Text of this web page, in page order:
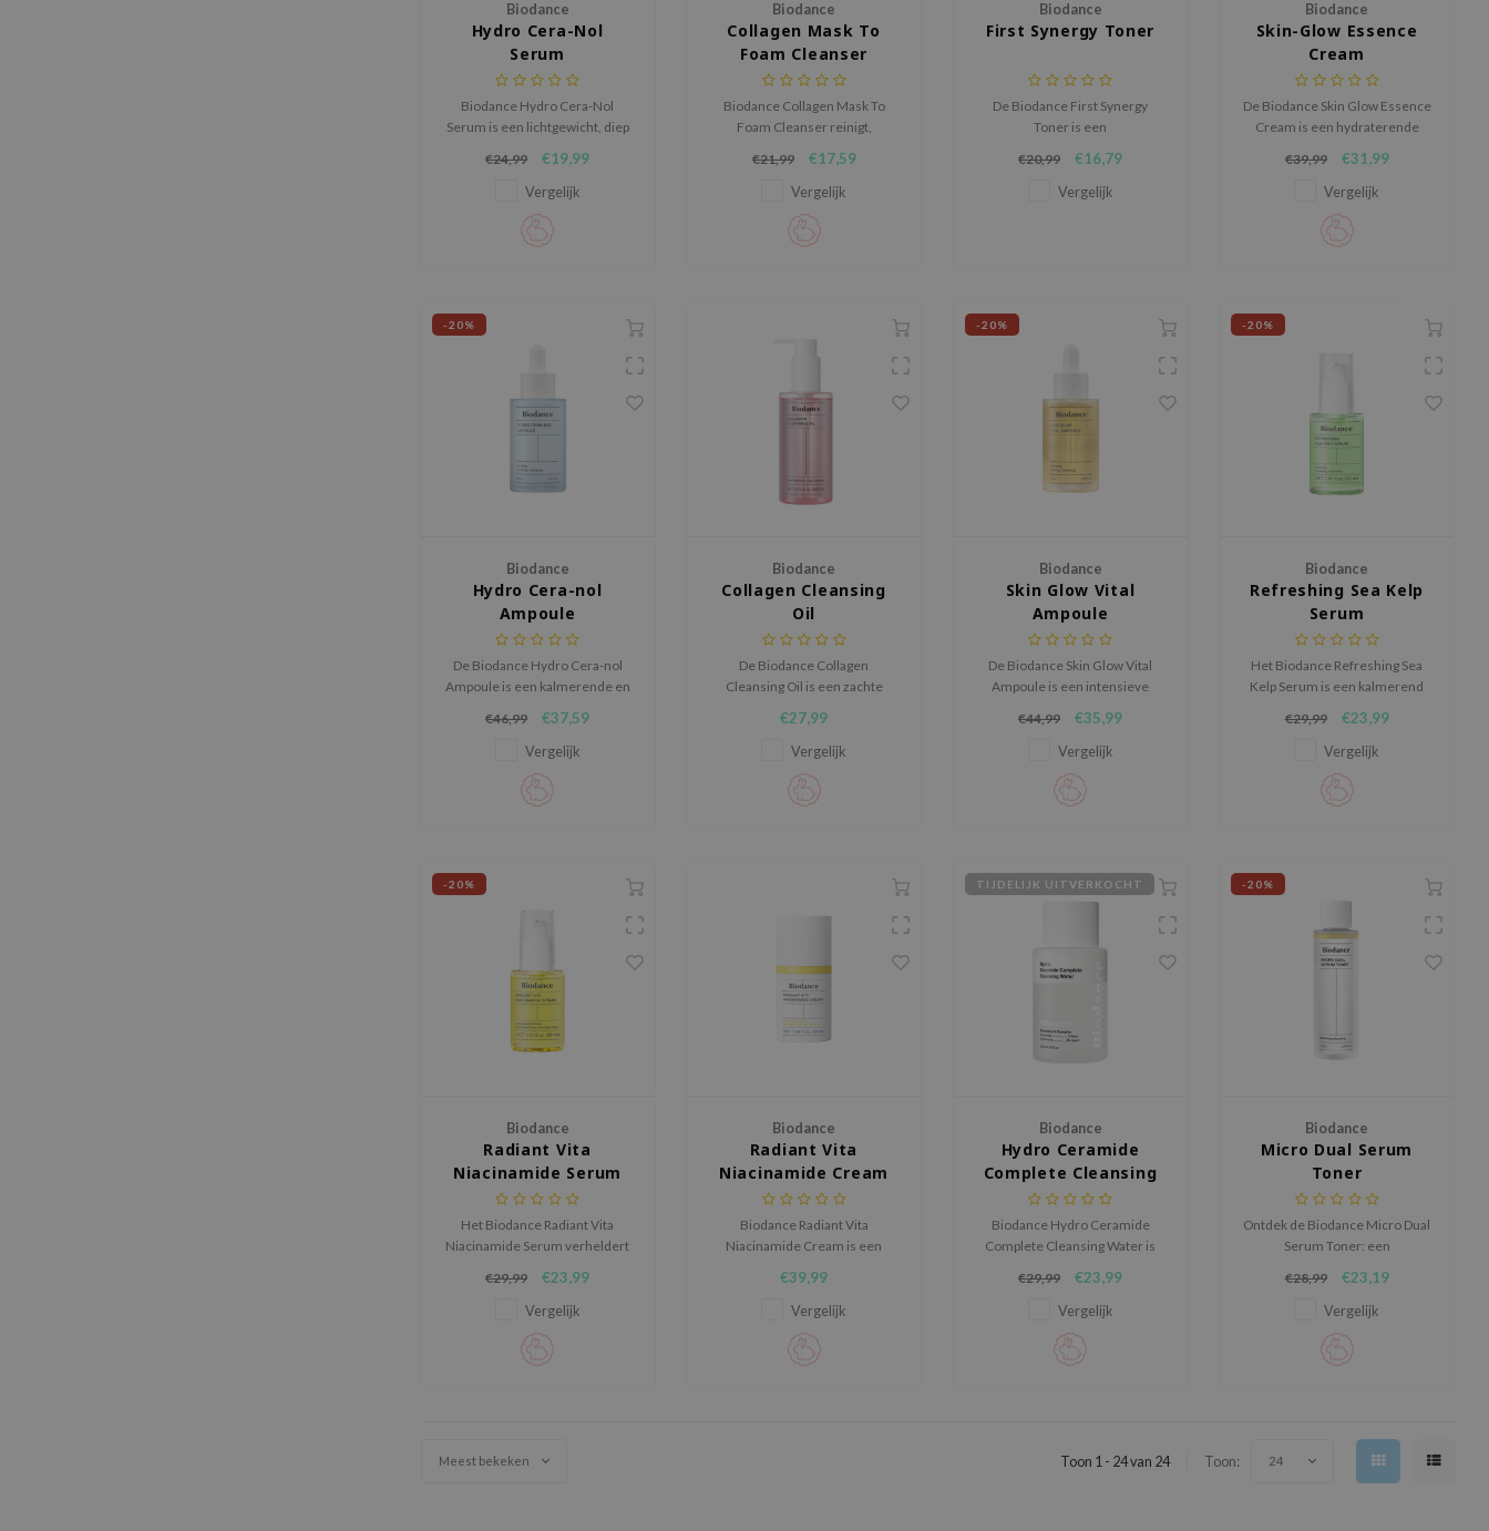
Biodance
Hydro Cera-Nol
Serum
Biodance Hydro Cera-Nol
Serum is een lichtgewicht, diep
voller, gladder en rustiger
maakt.
€24,99 €19,99
Vergelijk
Biodance
Collagen Mask To
Foam Cleanser
Biodance Collagen Mask To
Foam Cleanser reinigt,
stap voor een frisse, soepele
huid met een gezonde,
natuurlijke glow.
€21,99 €17,59
Vergelijk
Biodance
First Synergy Toner
De Biodance First Synergy
Toner is een
die voor 96% bestaat uit
hydraterende ingrediënten.
€20,99 €16,79
Vergelijk
Biodance
Skin-Glow Essence
Cream
De Biodance Skin Glow Essence
Cream is een hydraterende
voedt en langdurig hydrateert
voor een gezonde, stralende
teint.
€39,99 €31,99
Vergelijk
-20%
Biodance
Hydro Cera-nol
Ampoule
De Biodance Hydro Cera-nol
Ampoule is een kalmerende en
de huidbarrière versterkt en
irritatie vermindert.
€46,99 €37,59
Vergelijk
Biodance
Collagen Cleansing
Oil
De Biodance Collagen
Cleansing Oil is een zachte
die make-up, zonnebrand en
overtollig talg effectief oplost.
€27,99
Vergelijk
-20%
Biodance
Skin Glow Vital
Ampoule
De Biodance Skin Glow Vital
Ampoule is een intensieve
nieuw leven inblaast en de
natuurlijke glans versterkt.
€44,99 €35,99
Vergelijk
-20%
Biodance
Refreshing Sea Kelp
Serum
Het Biodance Refreshing Sea
Kelp Serum is een kalmerend
het verminderen van
onzuiverheden en roodheid.
€29,99 €23,99
Vergelijk
-20%
Biodance
Radiant Vita
Niacinamide Serum
Het Biodance Radiant Vita
Niacinamide Serum verheldert
een natuurlijke, frisse glow
zonder de huid uit te drogen.
€29,99 €23,99
Vergelijk
Biodance
Radiant Vita
Niacinamide Cream
Biodance Radiant Vita
Niacinamide Cream is een
met niacinamide en
ananaswater die de huid
egaliseert, hydrateert en zorgt
voor een frisse, stralende teint.
€39,99
Vergelijk
TIJDELIJK UITVERKOCHT
Biodance
Hydro Ceramide
Complete Cleansing
Water
Biodance Hydro Ceramide
Complete Cleansing Water is
make-up en onzuiverheden
effectief verwijdert zonder de
huid uit te drogen.
€29,99 €23,99
Vergelijk
-20%
Biodance
Micro Dual Serum
Toner
Ontdek de Biodance Micro Dual
Serum Toner: een
Niacinamide en Hyaluronic Acid
voor een zachte, stralende en
frisse huid.
€28,99 €23,19
Vergelijk
Meest bekeken Toon 1 - 24 van 24 Toon: 24